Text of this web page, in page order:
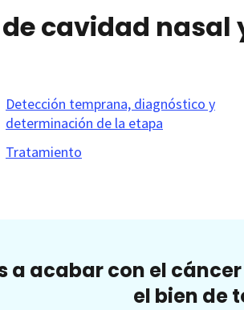
cavidad nasal
Detección temprana, diagnóstico y
determinación de la etapa
Tratamiento
a acabar con el
el bien de